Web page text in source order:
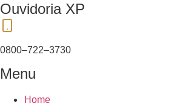
Ouvidoria XP
0800–722–3730
Menu
Home